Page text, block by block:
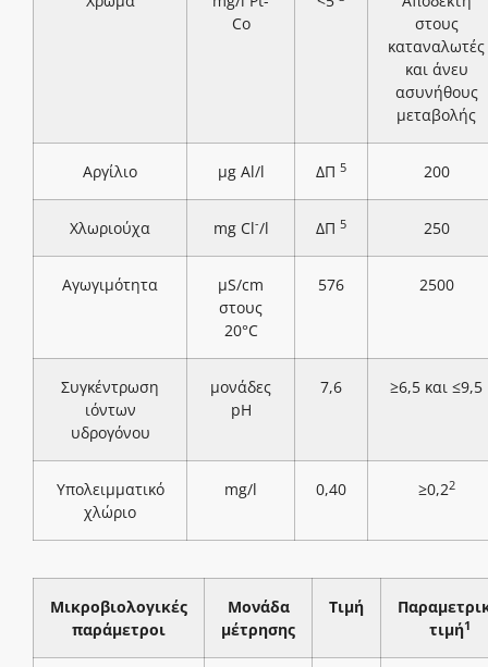
Co
στους
καταναλωτές
και άνευ
ασυνήθους
μεταβολής
Αργίλιο μg Al/l ΔΠ 5 200
Χλωριούχα mg Cl-/l ΔΠ 5 250
Αγωγιμότητα
μS/cm
στους
20°C
576 2500
Συγκέντρωση
ιόντων
υδρογόνου
μονάδες
pH
7,6 ≥6,5 και ≤9,5
Υπολειμματικό
χλώριο
mg/l 0,40 ≥0,22
Μικροβιολογικές
παράμετροι
Μονάδα
μέτρησης
Τιμή
τιμή1